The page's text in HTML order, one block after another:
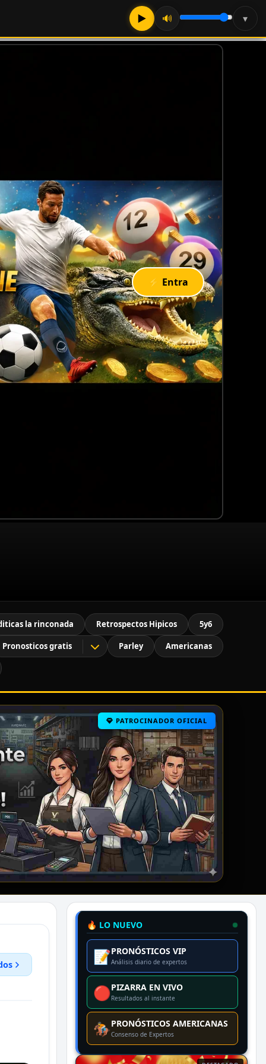
▶ 🔊 ▾
⚡ Entra
la rinconada Retrospectos Hipicos 5y6
Pronosticos gratis Parley Americanas
PATROCINADOR OFICIAL
🔥 LO NUEVO
📝PRONÓSTICOS VIP
Análisis diario de expertos
🔴PIZARRA EN VIVO
Resultados al instante
🏇PRONÓSTICOS AMERICANAS
Consenso de Expertos